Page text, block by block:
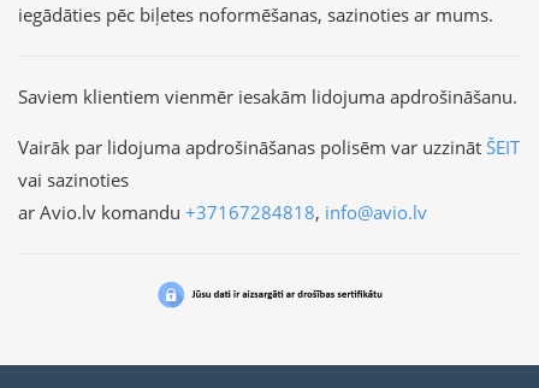
iegādāties pēc biļetes noformēšanas, sazinoties ar mums.
Saviem klientiem vienmēr iesakām lidojuma apdrošināšanu.
Vairāk par lidojuma apdrošināšanas polisēm var uzzināt ŠEIT
vai sazinoties
ar Avio.lv komandu +37167284818, info@avio.lv